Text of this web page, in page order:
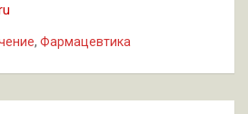
, Фармацевтика